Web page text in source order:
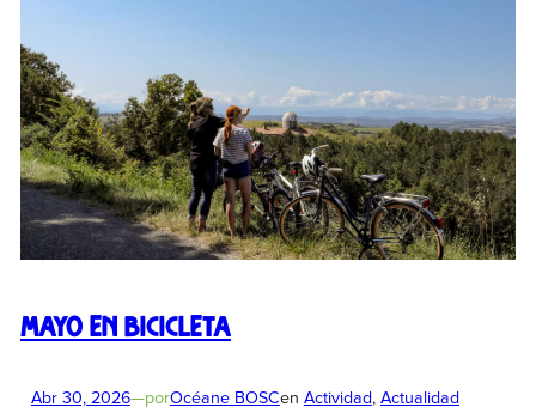
Mayo en bicicleta
Abr 30, 2026—porOcéane BOSCen Actividad, Actualidad